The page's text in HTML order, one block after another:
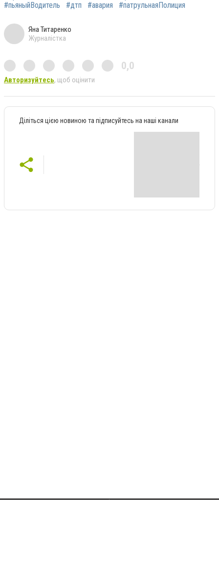
#пьяныйВодитель
#дтп #авария #патрульнаяПолиция
Яна Титаренко
Журналістка
0,0
Авторизуйтесь, щоб оцінити
Діліться цією новиною та підписуйтесь на наші канали